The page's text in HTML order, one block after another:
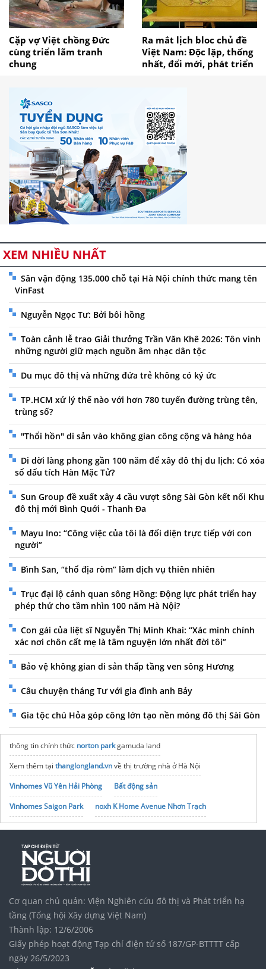
Cặp vợ Việt chồng Đức
cùng triển lãm tranh
chung
Ra mắt lịch bloc chủ đề
Việt Nam: Độc lập, thống
nhất, đổi mới, phát triển
XEM NHIỀU NHẤT
Sân vận động 135.000 chỗ tại Hà Nội chính thức mang tên
VinFast
Nguyễn Ngọc Tư: Bởi bôi hồng
Toàn cảnh lễ trao Giải thưởng Trần Văn Khê 2026: Tôn vinh
những người giữ mạch nguồn âm nhạc dân tộc
Du mục đô thị và những đứa trẻ không có ký ức
TP.HCM xử lý thế nào với hơn 780 tuyến đường trùng tên,
trùng số?
"Thổi hồn" di sản vào không gian công cộng và hàng hóa
Di dời làng phong gần 100 năm để xây đô thị du lịch: Có xóa
sổ dấu tích Hàn Mặc Tử?
Sun Group đề xuất xây 4 cầu vượt sông Sài Gòn kết nối Khu
đô thị mới Bình Quới - Thanh Đa
Mayu Ino: “Công việc của tôi là đối diện trực tiếp với con
người”
Bình San, “thổ địa ròm” làm dịch vụ thiên nhiên
Trục đại lộ cảnh quan sông Hồng: Động lực phát triển hay
phép thử cho tầm nhìn 100 năm Hà Nội?
Con gái của liệt sĩ Nguyễn Thị Minh Khai: “Xác minh chính
xác nơi chôn cất mẹ là tâm nguyện lớn nhất đời tôi”
Bảo vệ không gian di sản thấp tầng ven sông Hương
Câu chuyện tháng Tư với gia đình anh Bảy
Gia tộc chú Hỏa góp công lớn tạo nền móng đô thị Sài Gòn
thông tin chính thức norton parkgamuda land
Xem thêm tại thanglongland.vnvề thị trường nhà ở Hà Nội
Vinhomes Vũ Yên Hải Phòng
Bất động sản
Vinhomes Saigon Park
noxh K Home Avenue Nhơn Trạch
Tập đoàn Bcons Group
vé xe khách
Cơ quan chủ quản: Viện Nghiên cứu đô thị và Phát triển hạ
tầng (Tổng hội Xây dựng Việt Nam)
Thành lập: 12/6/2006
Giấy phép hoạt động Tạp chí điện tử số 187/GP-BTTTT cấp
ngày 26/5/2023